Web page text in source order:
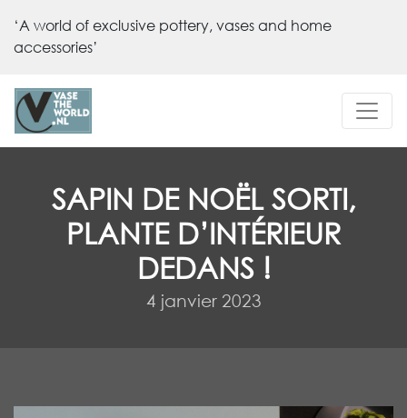
‘A world of exclusive pottery, vases and home
accessories’
SAPIN DE NOËL SORTI,
PLANTE D’INTÉRIEUR
DEDANS !
4 janvier 2023